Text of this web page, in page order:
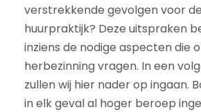
verstrekkende gevolgen voor
huurpraktijk? Deze uitspraken
inziens de nodige aspecten die
herbezinning vragen. In een
zullen wij hier nader op ingaan.
in elk geval al hoger beroep